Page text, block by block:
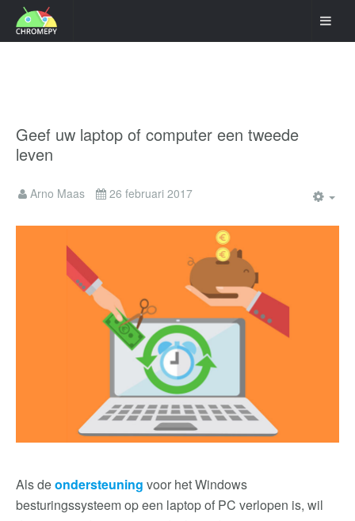
Geef uw laptop of computer een tweede
leven
Arno Maas 26 februari 2017
Als deondersteuning voor het Windows
besturingssysteem op een laptop of PC verlopen is, wil